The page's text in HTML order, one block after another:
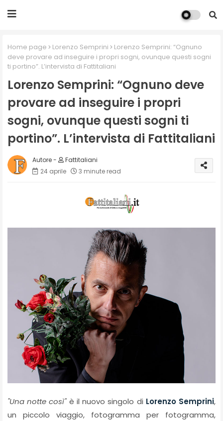
Home page Lorenzo Semprini
Lorenzo Semprini: “Ognuno
deve provare ad inseguire i propri sogni, ovunque questi sogni
ti portino”. L’intervista di Fattitaliani
Lorenzo Semprini: “Ognuno deve
provare ad inseguire i propri
sogni, ovunque questi sogni ti
portino”. L’intervista di Fattitaliani
Fattitaliani
24 aprile
3 minute read
"Una notte così"è il nuovo singolo di Lorenzo Semprini,
un piccolo viaggio, fotogramma per fotogramma,